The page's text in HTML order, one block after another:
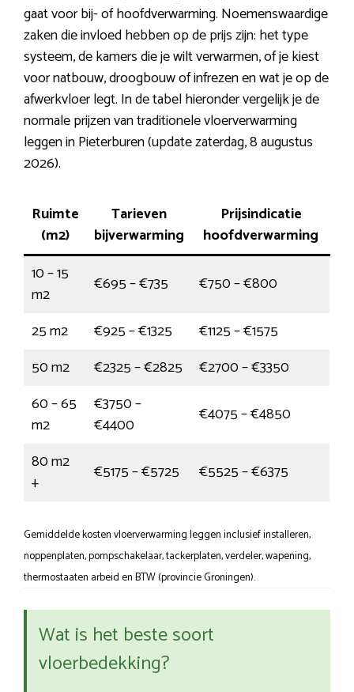
gaat voor bij- of hoofdverwarming. Noemenswaardige
zaken die invloed hebben op de prijs zijn: het type
systeem, de kamers die je wilt verwarmen, of je kiest
voor natbouw, droogbouw of infrezen en wat je op de
afwerkvloer legt. In de tabel hieronder vergelijk je de
normale prijzen van traditionele vloerverwarming
leggen in Pieterburen (update zaterdag, 8 augustus
2026).
Ruimte
(m2)
Tarieven
bijverwarming
Prijsindicatie
hoofdverwarming
10 – 15
m2
€695 – €735
€750 – €800
25 m2
€925 – €1325
€1125 – €1575
50 m2
€2325 – €2825
€2700 – €3350
60 – 65
m2
€3750 –
€4400
€4075 – €4850
80 m2
+
€5175 – €5725 €5525 – €6375
Gemiddelde kosten vloerverwarming leggen inclusief installeren,
noppenplaten, pompschakelaar, tackerplaten, verdeler, wapening,
thermostaaten arbeid en BTW (provincie Groningen).
Wat is het beste soort
vloerbedekking?